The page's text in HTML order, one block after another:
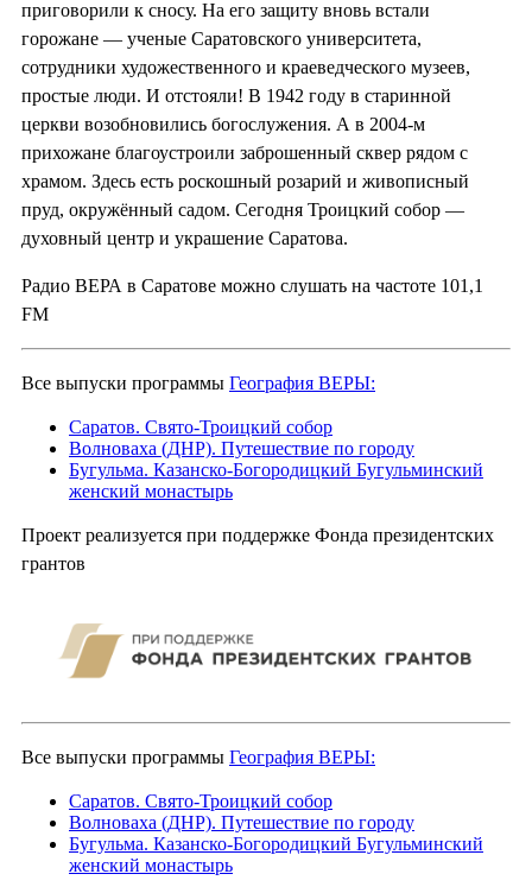
приговорили к сносу. На его защиту вновь встали
горожане — ученые Саратовского университета,
сотрудники художественного и краеведческого музеев,
простые люди. И отстояли! В 1942 году в старинной
церкви возобновились богослужения. А в 2004-м
прихожане благоустроили заброшенный сквер рядом с
храмом. Здесь есть роскошный розарий и живописный
пруд, окружённый садом. Сегодня Троицкий собор —
духовный центр и украшение Саратова.
Радио ВЕРА в Саратове можно слушать на частоте 101,1
FM
Все выпуски программы География ВЕРЫ:
Саратов. Свято-Троицкий собор
Волноваха (ДНР). Путешествие по городу
Бугульма. Казанско-Богородицкий Бугульминский
женский монастырь
Проект реализуется при поддержке Фонда президентских
грантов
Все выпуски программы География ВЕРЫ:
Саратов. Свято-Троицкий собор
Волноваха (ДНР). Путешествие по городу
Бугульма. Казанско-Богородицкий Бугульминский
женский монастырь